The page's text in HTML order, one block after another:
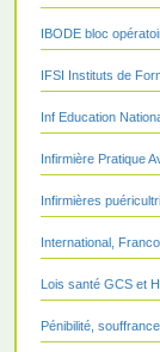
IBODE bloc
IFSI Instituts de
Inf Education
Infirmière Pratique
Infirmières
International,
Lois santé GCS et
Pénibilité,